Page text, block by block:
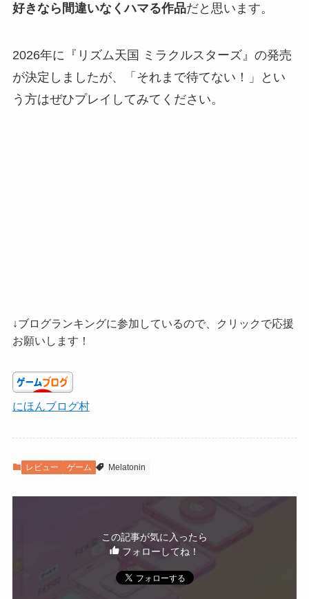
好きなら間違いなくハマる作品だと思います。
2026年に『リズム天国 ミラクルスターズ』の発売
が決定しましたが、「それまで待てない！」とい
う方はぜひプレイしてみてください。
↓ブログランキングに参加しているので、クリックで応援
お願いします！
にほんブログ村
レビュー ゲーム Melatonin
この記事が気に入ったら
フォローしてね！